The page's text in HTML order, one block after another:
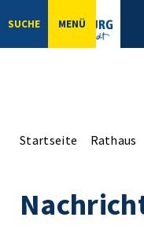
SUCHE MENÜ
Startseite Rathaus